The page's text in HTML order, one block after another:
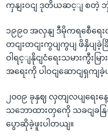
ကှနျးဝငျ ဒုတိယဆင့ျ စတဲ့
၁၉၉၀ အလှနျ ဒီမိုကရစေီရေ
တငျးတငျးကွပျကွပျ ဖိနှိပျခဲ့
ဝါရင့ျနိုငျငံရေးသမားကွီးမြ
အရေးကို ပါဝငျဆောငျရှကျခဲ့
၂၀၀၉ ခုနှဈ လှတျလပျရေးန
သဘောထားတှကေို သခငျခ
ပွောဆိုခဲ့ဖူးပါတယျ။